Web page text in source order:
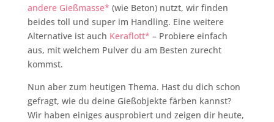
andere Gießmasse* (wie Beton) nutzt, wir finden
beides toll und super im Handling. Eine weitere
Alternative ist auch Keraflott* – Probiere einfach
aus, mit welchem Pulver du am Besten zurecht
kommst.
Nun aber zum heutigen Thema. Hast du dich schon
gefragt, wie du deine Gießobjekte färben kannst?
Wir haben einiges ausprobiert und zeigen dir heute,